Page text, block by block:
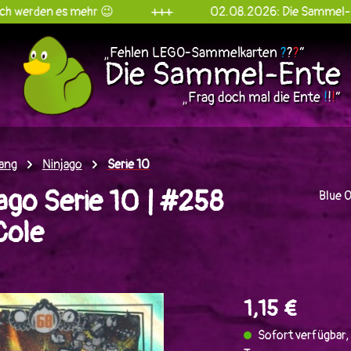
mehr 😉 +++ 02.08.2026: Die Sammel-Ente goes
„Fehlen LEGO-Sammelkarten ???“
Die Sammel-Ente
„Frag doch mal die Ente!!!“
Ninjago Serie 10
Serie 10 | #258
Blue
1,15 €
Sofort